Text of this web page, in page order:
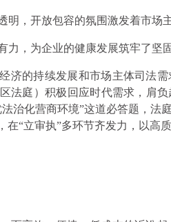
明，开放包容的氛围激发着市
力，为企业的健康发展筑牢了
济的持续发展和市场主体司法
法庭）积极回应时代需求，肩
治化营商环境”这道必答题，法
在“立审执”多环节齐发力，以高